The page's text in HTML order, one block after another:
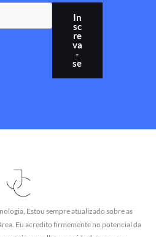
In
sc
re
va
-
se
Estou sempre atualizado sobre as
Eu acredito firmemente no potencial da